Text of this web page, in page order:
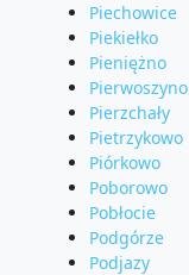
Piechowice
Piekiełko
Pieniężno
Pierwoszyno
Pierzchały
Pietrzykowo
Piórkowo
Poborowo
Pobłocie
Podgórze
Podjazy